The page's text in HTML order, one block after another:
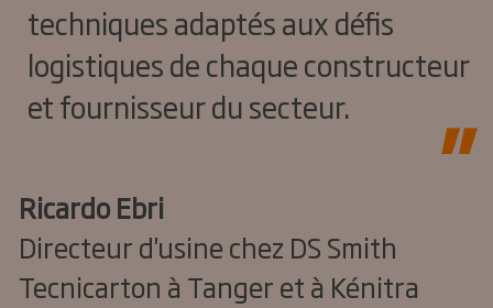
techniques adaptés aux défis
logistiques de chaque constructeur
et fournisseur du secteur.
Ricardo Ebri
Directeur d'usine chez DS Smith
Tecnicarton à Tanger et à Kénitra